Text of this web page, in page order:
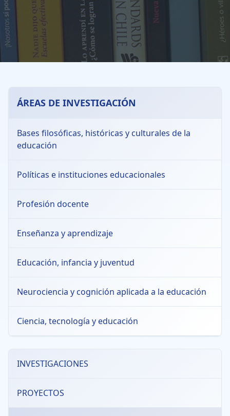
ÁREAS DE INVESTIGACIÓN
Bases filosóficas, históricas y culturales de la
educación
Políticas e instituciones educacionales
Profesión docente
Enseñanza y aprendizaje
Educación, infancia y juventud
Neurociencia y cognición aplicada a la educación
Ciencia, tecnología y educación
INVESTIGACIONES
PROYECTOS